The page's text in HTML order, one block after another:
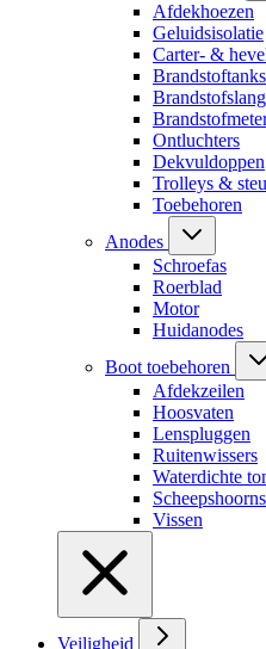
Afdekhoezen
Geluidsisolatie
Carter- &
Brandstoftanks
Ontluchters
Dekvuldoppen
Trolleys &
Toebehoren
Anodes
Schroefas
Roerblad
Motor
Huidanodes
Boot toebehoren
Afdekzeilen
Hoosvaten
Lenspluggen
Ruitenwissers
Waterdichte
Scheepshoorns
Vissen
Veiligheid